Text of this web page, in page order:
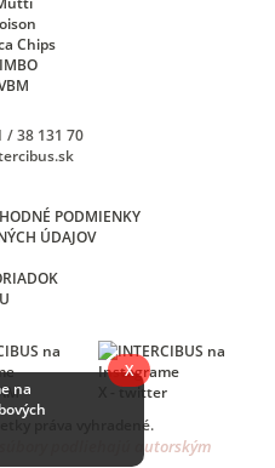
/ 38 131 70
PODMIENKY
ÚDAJOV
X - twitter
práva vyhradené.
podliehajú autorským
na
X